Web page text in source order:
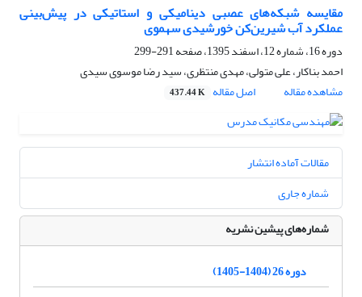
مقایسه شبکه‌های عصبی دینامیکی و استاتیکی در پیش‌بینی
عملکرد آب شیرین‌کن خورشیدی سهموی
دوره 16، شماره 12، اسفند 1395، صفحه
291-299
احمد بناکار، علی متولی، مهدی منتظری، سید رضا موسوی سیدی
مشاهده مقاله
اصل مقاله 437.44 K
مقالات آماده انتشار
شماره جاری
شماره‌های پیشین نشریه
دوره 26 (1404-1405)